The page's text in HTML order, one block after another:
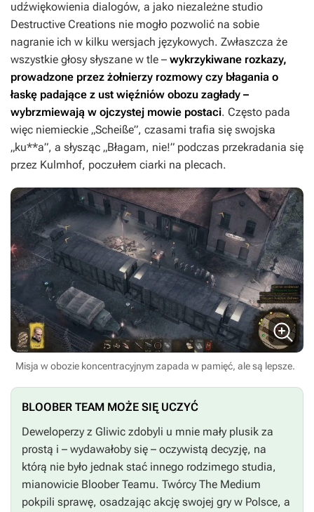
udźwiękowienia dialogów, a jako niezależne studio
Destructive Creations nie mogło pozwolić na sobie
nagranie ich w kilku wersjach językowych. Zwłaszcza że
wszystkie głosy słyszane w tle – wykrzykiwane rozkazy,
prowadzone przez żołnierzy rozmowy czy błagania o
łaskę padające z ust więźniów obozu zagłady –
wybrzmiewają w ojczystej mowie postaci. Często pada
więc niemieckie „Scheiße”, czasami trafia się swojska
„ku**a”, a słysząc „Błagam, nie!” podczas przekradania się
przez Kulmhof, poczułem ciarki na plecach.
Misja w obozie koncentracyjnym zapada w pamięć, ale są lepsze.
BLOOBER TEAM MOŻE SIĘ UCZYĆ
Deweloperzy z Gliwic zdobyli u mnie mały plusik za
prostą i – wydawałoby się – oczywistą decyzję, na
którą nie było jednak stać innego rodzimego studia,
mianowicie Bloober Teamu. Twórcy The Medium
pokpili sprawę, osadzając akcję swojej gry w Polsce, a